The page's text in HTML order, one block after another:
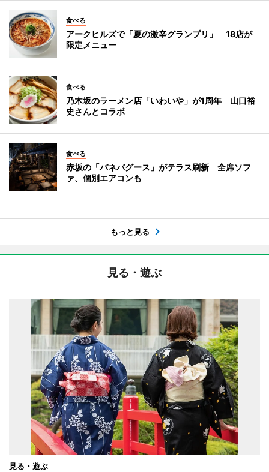
食べる
アークヒルズで「夏の激辛グランプリ」 18店が
限定メニュー
食べる
乃木坂のラーメン店「いわいや」が1周年 山口裕
史さんとコラボ
食べる
赤坂の「バネバグース」がテラス刷新 全席ソフ
ァ、個別エアコンも
もっと見る
見る・遊ぶ
見る・遊ぶ